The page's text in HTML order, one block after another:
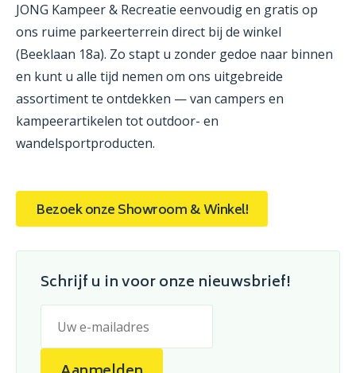
JONG Kampeer & Recreatie eenvoudig en gratis op
ons ruime parkeerterrein direct bij de winkel
(Beeklaan 18a). Zo stapt u zonder gedoe naar binnen
en kunt u alle tijd nemen om ons uitgebreide
assortiment te ontdekken — van campers en
kampeerartikelen tot outdoor- en
wandelsportproducten.
Bezoek onze Showroom & Winkel!
Schrijf u in voor onze nieuwsbrief!